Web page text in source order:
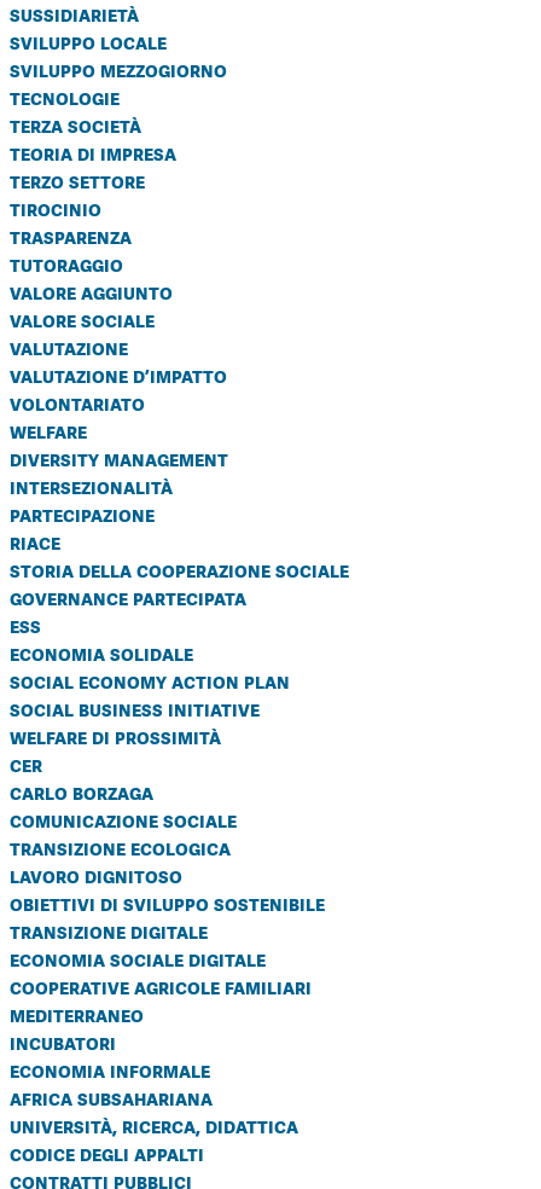
sussidiarietà
sviluppo locale
sviluppo mezzogiorno
tecnologie
terza società
teoria di impresa
terzo settore
tirocinio
trasparenza
tutoraggio
valore aggiunto
valore sociale
valutazione
valutazione d’impatto
volontariato
welfare
diversity management
intersezionalità
partecipazione
riace
storia della cooperazione sociale
governance partecipata
ess
economia solidale
social economy action plan
social business initiative
welfare di prossimità
cer
carlo borzaga
comunicazione sociale
transizione ecologica
lavoro dignitoso
obiettivi di sviluppo sostenibile
transizione digitale
economia sociale digitale
cooperative agricole familiari
mediterraneo
incubatori
economia informale
africa subsahariana
università, ricerca, didattica
codice degli appalti
contratti pubblici